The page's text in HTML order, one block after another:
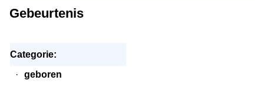
Gebeurtenis
Categorie:
·
geboren